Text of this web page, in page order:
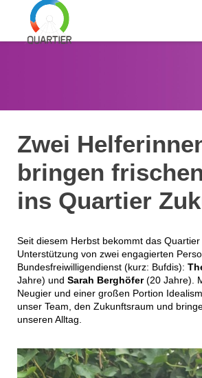
Zwei
bringen
ins Quartier
Seit diesem Herbst bekommt das
Unterstützung von zwei engagierten
Bundesfreiwilligendienst (kurz: Bufdis):
Jahre) und Sarah Berghöfer(20 Jahre).
Neugier und einer großen Portion
unser Team, den Zukunftsraum und
unseren Alltag.